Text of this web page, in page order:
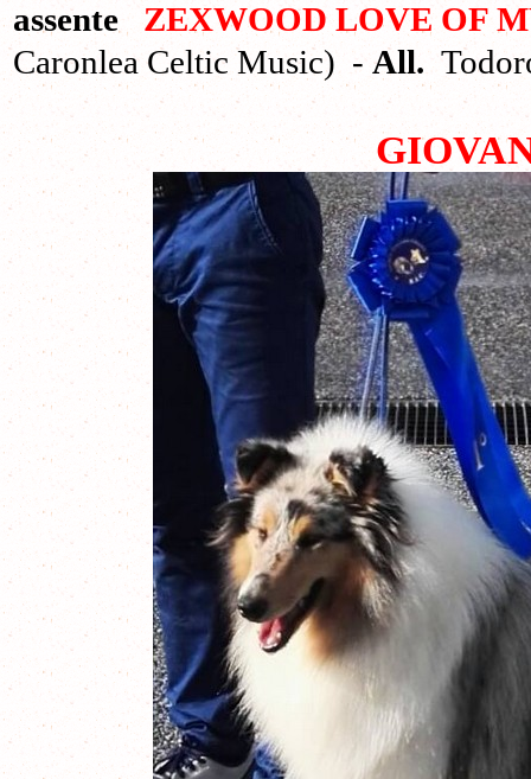
assente ZEXWOOD LOVE OF
Caronlea Celtic Music) -All.